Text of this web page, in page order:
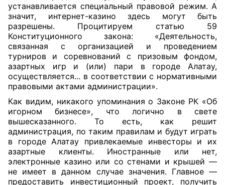
устанавливается специальный правовой режим. А
значит, интернет-казино здесь могут быть
разрешены. Процитируем статью 59
Конституционного закона: «Деятельность,
связанная с организацией и проведением
турниров и соревнований с призовым фондом,
азартных игр и (или) пари в городе Алатау,
осуществляется... в соответствии с нормативными
правовыми актами администрации».
Как видим, никакого упоминания о Законе РК «Об
игорном бизнесе», что логично в свете
вышесказанного. То есть, как решит
администрация, по таким правилам и будут играть
в городе Алатау привлекаемые инвесторы и их
азартные клиенты. Иностранные или нет,
электронные казино или со стенами и крышей —
не имеет в данном случае значения. Главное —
предоставить инвестиционный проект, получить